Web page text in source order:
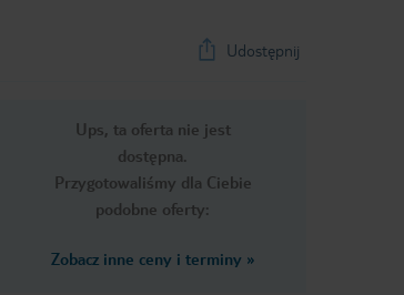
Udostępnij
Ups, ta oferta nie jest
dostępna.
Przygotowaliśmy dla Ciebie
podobne oferty:
Zobacz inne ceny i terminy »
Wyjątkowy